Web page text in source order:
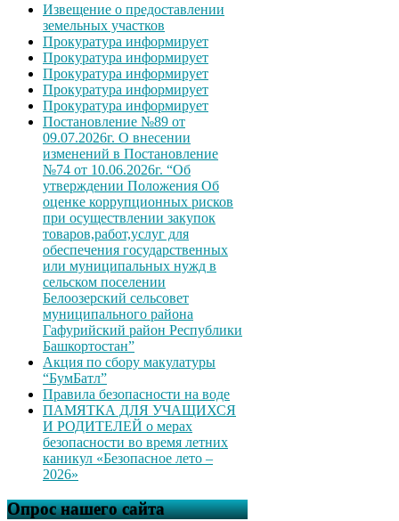
Извещение о предоставлении
земельных участков
Прокуратура информирует
Прокуратура информирует
Прокуратура информирует
Прокуратура информирует
Прокуратура информирует
Постановление №89 от
09.07.2026г. О внесении
изменений в Постановление
№74 от 10.06.2026г. “Об
утверждении Положения Об
оценке коррупционных рисков
при осуществлении закупок
товаров,работ,услуг для
обеспечения государственных
или муниципальных нужд в
сельском поселении
Белоозерский сельсовет
муниципального района
Гафурийский район Республики
Башкортостан”
Акция по сбору макулатуры
“БумБатл”
Правила безопасности на воде
ПАМЯТКА ДЛЯ УЧАЩИХСЯ
И РОДИТЕЛЕЙ о мерах
безопасности во время летних
каникул «Безопасное лето –
2026»
Опрос нашего сайта